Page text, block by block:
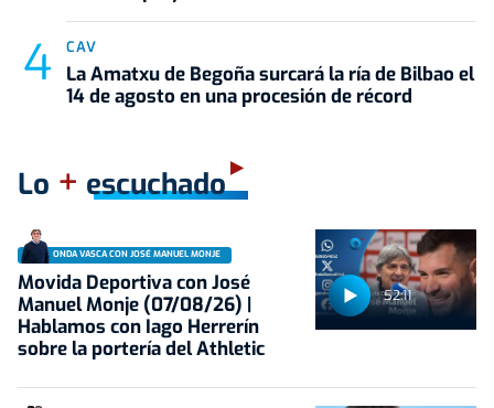
CAV
La Amatxu de Begoña surcará la ría de Bilbao el
14 de agosto en una procesión de récord
Lo + escuchado
52:11
ONDA VASCA CON JOSÉ MANUEL MONJE
Movida Deportiva con José
Manuel Monje (07/08/26) |
Hablamos con Iago Herrerín
sobre la portería del Athletic